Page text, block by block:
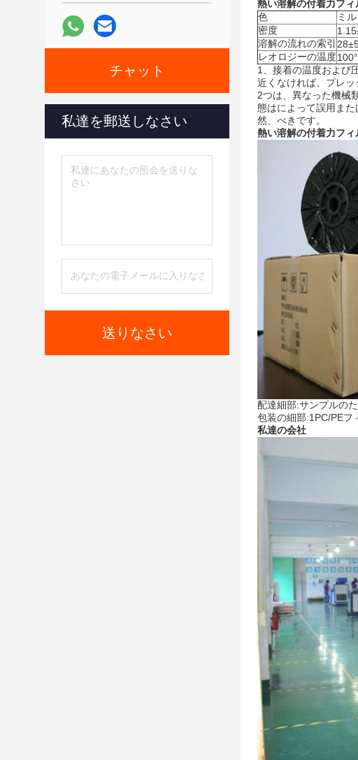
チャット
私達を郵送しなさい
送りなさい
熱い溶解の付着力フィ
色
ミ
密度
溶解の流れの索引
レオロジーの温度
1、接着の温度および
近くなければ、プレッ
2つは、異なった機械
態はによって誤用ま
然、べきです。
熱い溶解の付着力フィ
配達細部:サンプルの
包装の細部:1PC/PEフ
私達の会社